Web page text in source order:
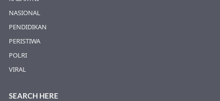
NASIONAL
PENDIDIKAN
PERISTIWA
POLRI
VIRAL
SEARCH HERE